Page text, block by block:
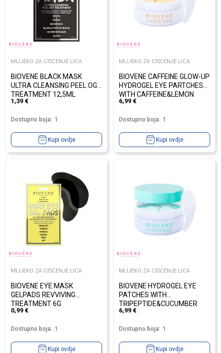
MLIJEKO ZA CISCENJE LICA
BIOVENE BLACK MASK
ULTRA CLEANSING PEEL OGG
TREATMENT 12,5ML
1,39 €
Dostupno boja: 1
Kupi ovdje
MLIJEKO ZA CISCENJE LICA
BIOVENE CAFFEINE GLOW-UP
HYDROGEL EYE PARTCHES
WITH CAFFEINE&LEMON
6,99 €
Dostupno boja: 1
Kupi ovdje
MLIJEKO ZA CISCENJE LICA
BIOVENE EYE MASK
GELPADS REVVIVING
TREATMENT 6G
0,99 €
Dostupno boja: 1
Kupi ovdje
MLIJEKO ZA CISCENJE LICA
BIOVENE HYDROGEL EYE
PATCHES WITH
TRIPEPTIDE&CUCUMBER
6,99 €
Dostupno boja: 1
Kupi ovdje